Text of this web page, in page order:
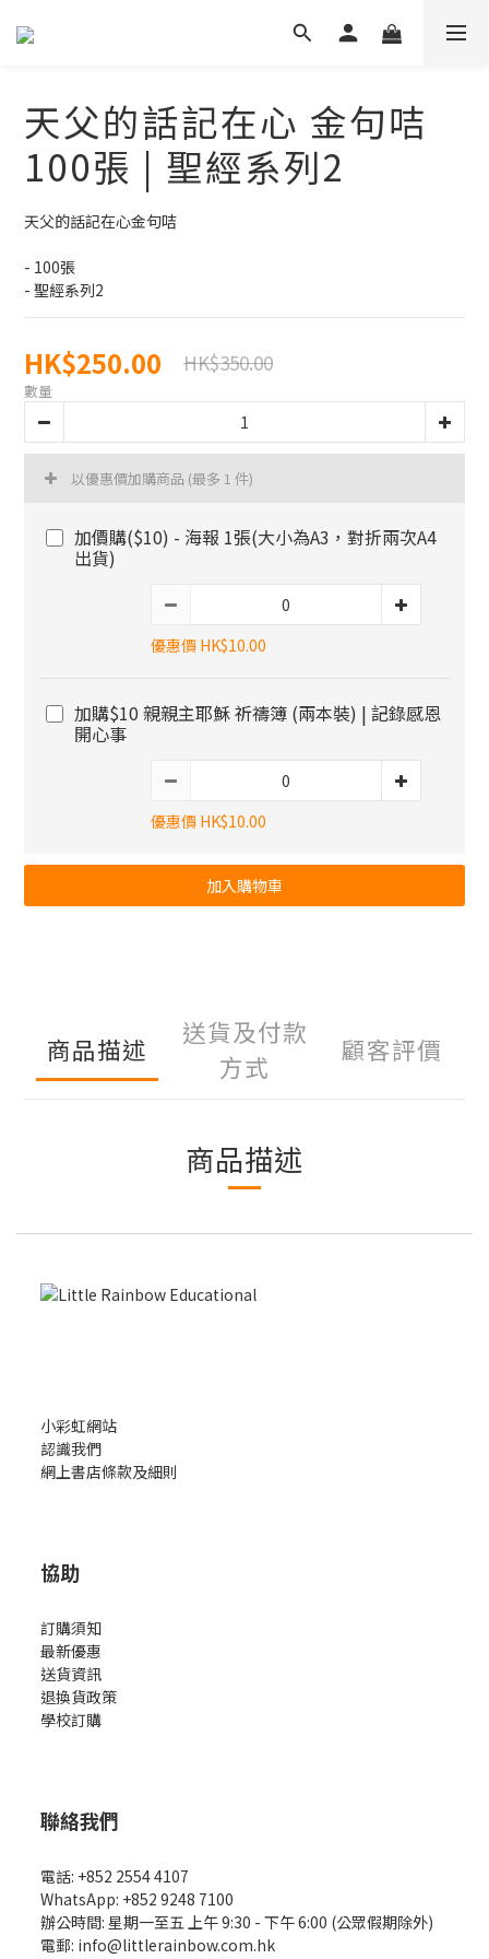
天父的話記在心 金句咭
100張 | 聖經系列2
天父的話記在心金句咭
- 100張
- 聖經系列2
HK$250.00 HK$350.00
數量
以優惠價加購商品 (最多 1 件)
加價購($10) - 海報 1張(大小為A3，對折兩次A4
出貨)
優惠價 HK$10.00
加購$10 親親主耶穌 祈禱簿 (兩本裝) | 記錄感恩
開心事
優惠價 HK$10.00
加入購物車
商品描述
送貨及付款
方式
顧客評價
商品描述
小彩虹網站
認識我們
網上書店條款及細則
協助
訂購須知
最新優惠
送貨資訊
退換貨政策
學校訂購
聯絡我們
電話: +852 2554 4107
WhatsApp: +852 9248 7100
辦公時間: 星期一至五 上午 9:30 - 下午 6:00 (公眾假期除外)
電郵: info@littlerainbow.com.hk